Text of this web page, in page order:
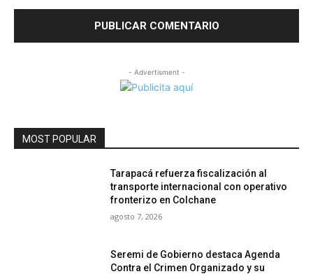
- Advertisment -
MOST POPULAR
Tarapacá refuerza fiscalización al
transporte internacional con operativo
fronterizo en Colchane
agosto 7, 2026
Seremi de Gobierno destaca Agenda
Contra el Crimen Organizado y su